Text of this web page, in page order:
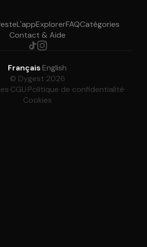
L'appExplorerFAQCatégories
Contact & Aide
Français·English
© Dygest 2026
·CGU·Politique de confidentialité·
Cookies